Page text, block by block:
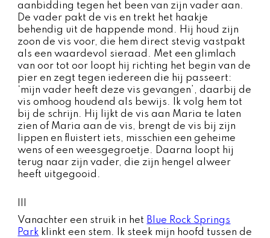
aanbidding tegen het been van zijn vader aan.
De vader pakt de vis en trekt het haakje
behendig uit de happende mond. Hij houd zijn
zoon de vis voor, die hem direct stevig vastpakt
als een waardevol sieraad. Met een glimlach
van oor tot oor loopt hij richting het begin van de
pier en zegt tegen iedereen die hij passeert:
‘mijn vader heeft deze vis gevangen’, daarbij de
vis omhoog houdend als bewijs. Ik volg hem tot
bij de schrijn. Hij lijkt de vis aan Maria te laten
zien of Maria aan de vis, brengt de vis bij zijn
lippen en fluistert iets, misschien een geheime
wens of een weesgegroetje. Daarna loopt hij
terug naar zijn vader, die zijn hengel alweer
heeft uitgegooid.
Vanachter een struik in het Blue Rock Springs
Park klinkt een stem. Ik steek mijn hoofd tussen de